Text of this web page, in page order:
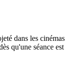
dans les cinémas
qu'une séance est